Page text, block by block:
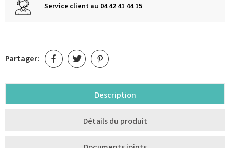
Service client au 04 42 41 44 15
Partager:
Description
Détails du produit